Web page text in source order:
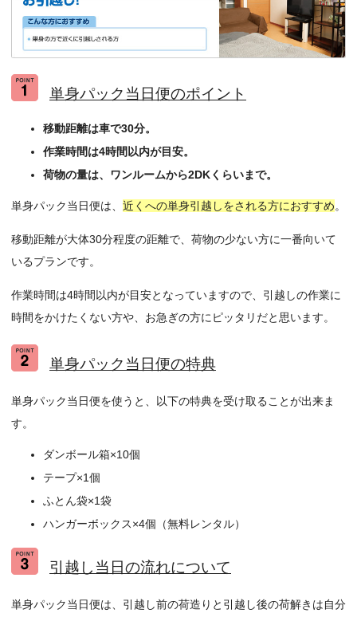
単身パック当日便のポイント
移動距離は車で30分。
作業時間は4時間以内が目安。
荷物の量は、ワンルームから2DKくらいまで。
単身パック当日便は、 近くへの単身引越しをされる方におすすめ。
移動距離が大体30分程度の距離で、荷物の少ない方に一番向いて
いるプランです。
作業時間は4時間以内が目安となっていますので、引越しの作業に
時間をかけたくない方や、お急ぎの方にピッタリだと思います。
単身パック当日便の特典
単身パック当日便を使うと、以下の特典を受け取ることが出来ま
す。
ダンボール箱×10個
テープ×1個
ふとん袋×1袋
ハンガーボックス×4個（無料レンタル）
引越し当日の流れについて
単身パック当日便は、引越し前の荷造りと引越し後の荷解きは自分